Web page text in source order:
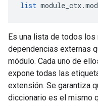
list
Es una lista de todos
dependencias externas
módulo. Cada uno de
expone todas las
extensión. Se garantiza
diccionario es el mismo